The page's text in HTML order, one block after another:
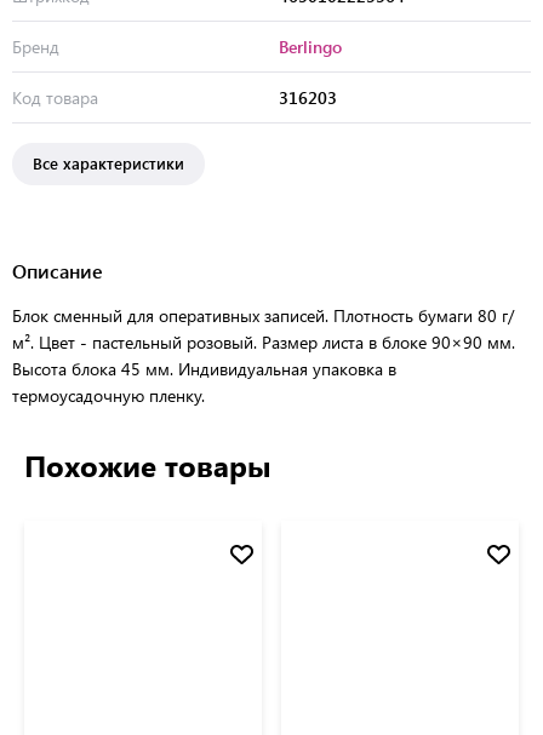
Бренд Berlingo
Код товара 316203
Все характеристики
Описание
Блок сменный для оперативных записей. Плотность бумаги 80 г/
м². Цвет - пастельный розовый. Размер листа в блоке 90×90 мм.
Высота блока 45 мм. Индивидуальная упаковка в
термоусадочную пленку.
Похожие товары